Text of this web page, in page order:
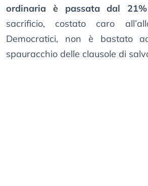
ordinaria è passata dal
sacrificio, costato caro
Democratici, non è bastato
spauracchio delle clausole di